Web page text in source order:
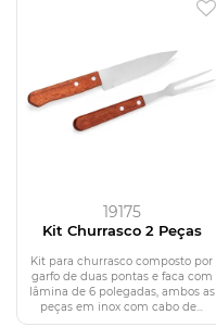
19175
Kit Churrasco 2 Peças
Kit para churrasco composto por
garfo de duas pontas e faca com
lâmina de 6 polegadas, ambos as
peças em inox com cabo de...